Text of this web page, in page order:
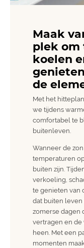
Maak
plek om
koelen
de
Met het
we tijdens
comfortabel te
buitenleven.
Wanneer de
temperaturen
buiten zijn.
verkoeling,
te genieten van
dat buiten leven
zomerse dagen
vertragen en de
heen. Met een
momenten